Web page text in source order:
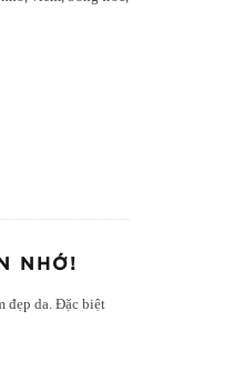
NHỚ!
đẹp da. Đặc biệt